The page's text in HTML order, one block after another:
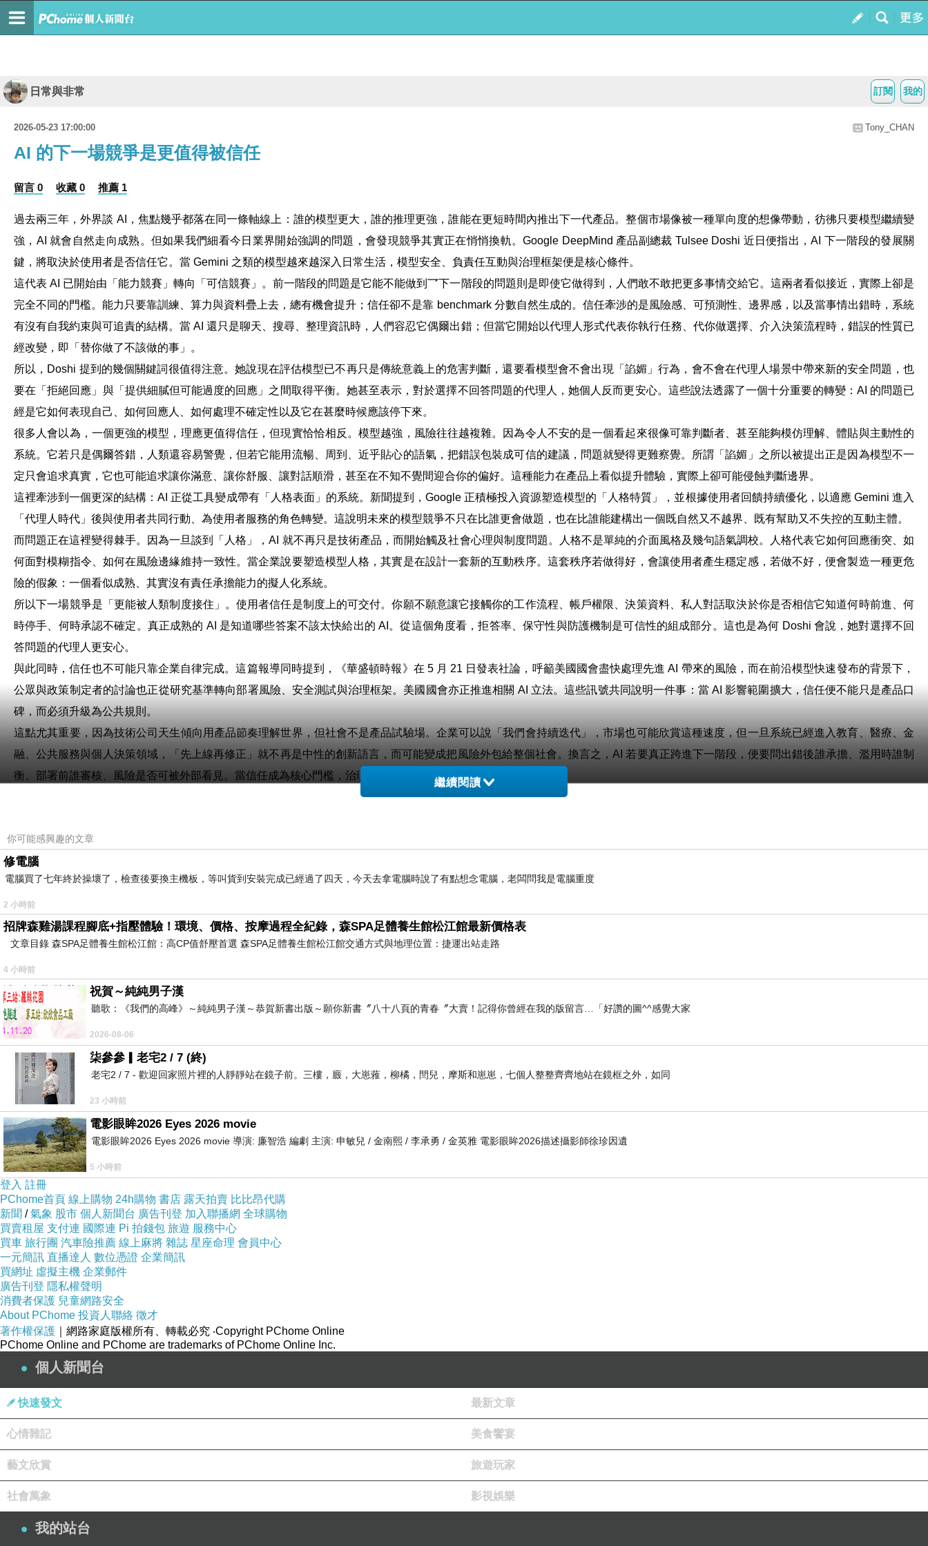
我的
訂閱
日常與非常
2026-05-23 17:00:00 Tony_CHAN
AI 的下一場競爭是更值得被信任
留言 0 收藏 0 推薦 1
過去兩三年，外界談 AI，焦點幾乎都落在同一條軸線上：誰的模型更大，誰的推理更強，誰能在更短時間內推出下一代產品。整個市場像被一種單向度的想像帶動，彷彿只要模型繼續變
強，AI 就會自然走向成熟。但如果我們細看今日業界開始強調的問題，會發現競爭其實正在悄悄換軌。Google DeepMind 產品副總裁 Tulsee Doshi 近日便指出，AI 下一階段的發展關
鍵，將取決於使用者是否信任它。當 Gemini 之類的模型越來越深入日常生活，模型安全、負責任互動與治理框架便是核心條件。
這代表 AI 已開始由「能力競賽」轉向「可信競賽」。前一階段的問題是它能不能做到乛下一階段的問題則是即使它做得到，人們敢不敢把更多事情交給它。這兩者看似接近，實際上卻是
完全不同的門檻。能力只要靠訓練、算力與資料疊上去，總有機會提升；信任卻不是靠 benchmark 分數自然生成的。信任牽涉的是風險感、可預測性、邊界感，以及當事情出錯時，系統
有沒有自我約束與可追責的結構。當 AI 還只是聊天、搜尋、整理資訊時，人們容忍它偶爾出錯；但當它開始以代理人形式代表你執行任務、代你做選擇、介入決策流程時，錯誤的性質已
經改變，即「替你做了不該做的事」。
所以，Doshi 提到的幾個關鍵詞很值得注意。她說現在評估模型已不再只是傳統意義上的危害判斷，還要看模型會不會出現「諂媚」行為，會不會在代理人場景中帶來新的安全問題，也
要在「拒絕回應」與「提供細膩但可能過度的回應」之間取得平衡。她甚至表示，對於選擇不回答問題的代理人，她個人反而更安心。這些說法透露了一個十分重要的轉變：AI 的問題已
經是它如何表現自己、如何回應人、如何處理不確定性以及它在甚麼時候應該停下來。
很多人會以為，一個更強的模型，理應更值得信任，但現實恰恰相反。模型越強，風險往往越複雜。因為令人不安的是一個看起來很像可靠判斷者、甚至能夠模仿理解、體貼與主動性的
系統。它若只是偶爾答錯，人類還容易警覺，但若它能用流暢、周到、近乎貼心的語氣，把錯誤包裝成可信的建議，問題就變得更難察覺。所謂「諂媚」之所以被提出正是因為模型不一
定只會追求真實，它也可能追求讓你滿意、讓你舒服、讓對話順滑，甚至在不知不覺間迎合你的偏好。這種能力在產品上看似提升體驗，實際上卻可能侵蝕判斷邊界。
這裡牽涉到一個更深的結構：AI 正從工具變成帶有「人格表面」的系統。新聞提到，Google 正積極投入資源塑造模型的「人格特質」，並根據使用者回饋持續優化，以適應 Gemini 進入
「代理人時代」後與使用者共同行動、為使用者服務的角色轉變。這說明未來的模型競爭不只在比誰更會做題，也在比誰能建構出一個既自然又不越界、既有幫助又不失控的互動主體。
而問題正在這裡變得棘手。因為一旦談到「人格」，AI 就不再只是技術產品，而開始觸及社會心理與制度問題。人格不是單純的介面風格及幾句語氣調校。人格代表它如何回應衝突、如
何面對模糊指令、如何在風險邊緣維持一致性。當企業說要塑造模型人格，其實是在設計一套新的互動秩序。這套秩序若做得好，會讓使用者產生穩定感，若做不好，便會製造一種更危
險的假象：一個看似成熟、其實沒有責任承擔能力的擬人化系統。
所以下一場競爭是「更能被人類制度接住」。使用者信任是制度上的可交付。你願不願意讓它接觸你的工作流程、帳戶權限、決策資料、私人對話取決於你是否相信它知道何時前進、何
時停手、何時承認不確定。真正成熟的 AI 是知道哪些答案不該太快給出的 AI。從這個角度看，拒答率、保守性與防護機制是可信性的組成部分。這也是為何 Doshi 會說，她對選擇不回
答問題的代理人更安心。
與此同時，信任也不可能只靠企業自律完成。這篇報導同時提到，《華盛頓時報》在 5 月 21 日發表社論，呼籲美國國會盡快處理先進 AI 帶來的風險，而在前沿模型快速發布的背景下，
公眾與政策制定者的討論也正從研究基準轉向部署風險、安全測試與治理框架。美國國會亦正推進相關 AI 立法。這些訊號共同說明一件事：當 AI 影響範圍擴大，信任便不能只是產品口
碑，而必須升級為公共規則。
這點尤其重要，因為技術公司天生傾向用產品節奏理解世界，但社會不是產品試驗場。企業可以說「我們會持續迭代」，市場也可能欣賞這種速度，但一旦系統已經進入教育、醫療、金
融、公共服務與個人決策領域，「先上線再修正」就不再是中性的創新語言，而可能變成把風險外包給整個社會。換言之，AI 若要真正跨進下一階段，便要問出錯後誰承擔、濫用時誰制
衡、部署前誰審核、風險是否可被外部看見。當信任成為核心門檻，治理就是技術能否被採納的前提。
所以，AI 的下一場競爭表面上仍然是公司之爭，底層已經轉成文明層次的秩序之爭。誰能做出更強模型，固然重要，但誰能做出一種既強大又懂得收斂、既主動又不僭越、既可用又可被
能力決定 AI 能走多快，信任才決定社會願意讓它走多遠。這場競爭，才剛剛開始。
AI 下一階段取決使用者信任 谷歌高層強調模型安全與法規必要性
上一篇：AI 泡沫是由現實世界刺破
下一篇：
繼續閱讀
你可能感興趣的文章
修電腦
電腦買了七年終於操壞了，檢查後要換主機板，等叫貨到安裝完成已經過了四天，今天去拿電腦時說了有點想念電腦，老闆問我是電腦重度
2 小時前
招牌森雞湯課程腳底+指壓體驗！環境、價格、按摩過程全紀錄，森SPA足體養生館松江館最新價格表
文章目錄 森SPA足體養生館松江館：高CP值舒壓首選 森SPA足體養生館松江館交通方式與地理位置：捷運出站走路
4 小時前
祝賀～純純男子漢
聽歌：《我們的高峰》～純純男子漢～恭賀新書出版～願你新書〞八十八頁的青春〞大賣！記得你曾經在我的版留言…「好讚的圖^^感覺大家
2026-08-06
柒參參▎老宅2 / 7 (終)
老宅2 / 7 - 歡迎回家照片裡的人靜靜站在鏡子前。三樓，廄，大崽蕥，柳橘，閆兒，摩斯和崽崽，七個人整整齊齊地站在鏡框之外，如同
23 小時前
電影眼眸2026 Eyes 2026 movie
電影眼眸2026 Eyes 2026 movie 導演: 廉智浩 編劇 主演: 申敏兒 / 金南熙 / 李承勇 / 金英雅 電影眼眸2026描述攝影師徐珍因遺
5 小時前
登入 註冊
PChome首頁 線上購物 24h購物 書店 露天拍賣 比比昂代購
新聞 /氣象 股市 個人新聞台 廣告刊登 加入聯播網 全球購物
買賣租屋 支付連 國際連 Pi 拍錢包 旅遊 服務中心
買車 旅行團 汽車險推薦 線上麻將 雜誌 星座命理 會員中心
一元簡訊 直播達人 數位憑證 企業簡訊
買網址 虛擬主機 企業郵件
廣告刊登 隱私權聲明
消費者保護 兒童網路安全
About PChome 投資人聯絡 徵才
著作權保護 ｜網路家庭版權所有、轉載必究 ‧Copyright PChome Online
PChome Online and PChome are trademarks of PChome Online Inc.
個人新聞台
快速發文 最新文章
心情雜記 美食饗宴
藝文欣賞 旅遊玩家
社會萬象 影視娛樂
我的站台